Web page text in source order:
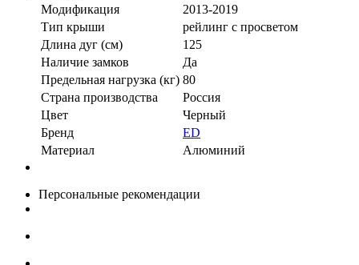
Модификация
2013-2019
Тип крыши
рейлинг с просветом
Длина дуг (см)
125
Наличие замков
Да
Предельная нагрузка (кг) 80
Страна производства
Россия
Цвет
Черный
Бренд
ED
Материал
Алюминий
Персональные рекомендации